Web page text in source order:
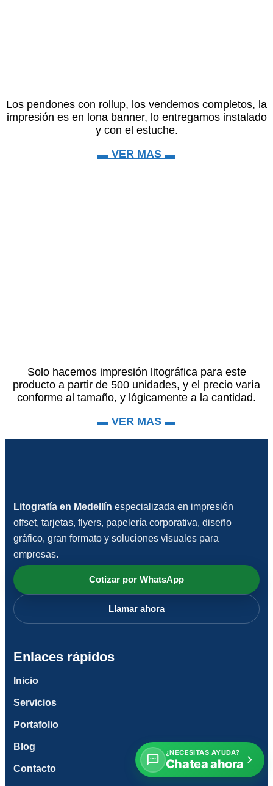
Los pendones con rollup, los vendemos completos, la
impresión es en lona banner, lo entregamos instalado
y con el estuche.
▬ VER MAS ▬
Solo hacemos impresión litográfica para este
producto a partir de 500 unidades, y el precio varía
conforme al tamaño, y lógicamente a la cantidad.
▬ VER MAS ▬
Litografía en Medellín especializada en impresión
offset, tarjetas, flyers, papelería corporativa, diseño
gráfico, gran formato y soluciones visuales para
empresas.
Cotizar por WhatsApp
Llamar ahora
Enlaces rápidos
Inicio
Servicios
Portafolio
Blog
Contacto
¿NECESITAS AYUDA?
Chatea ahora